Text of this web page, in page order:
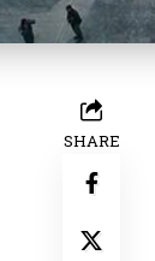
SHARE